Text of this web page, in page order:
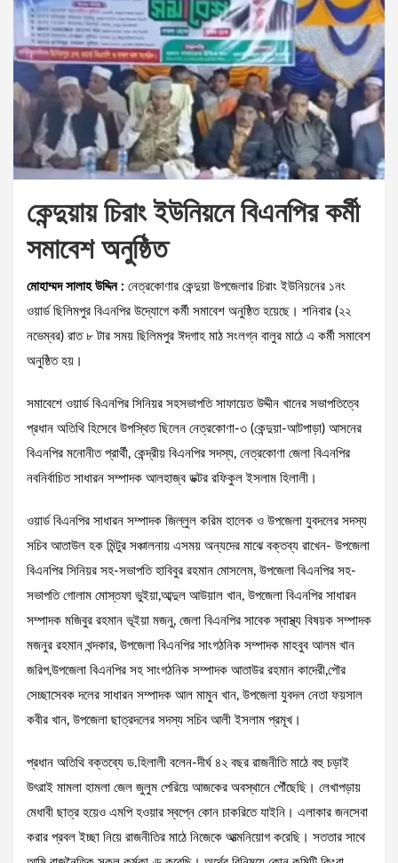
কেন্দুয়ায় চিরাং ইউনিয়নে বিএনপির কর্মী
সমাবেশ অনুষ্ঠিত
মোহাম্মদ সালাহ উদ্দিন : নেত্রকোণার কেন্দুয়া উপজেলার চিরাং ইউনিয়নের ১নং
ওয়ার্ড ছিলিমপুর বিএনপির উদ্যোগে কর্মী সমাবেশ অনুষ্ঠিত হয়েছে। শনিবার (২২
নভেম্বর) রাত ৮ টার সময় ছিলিমপুর ঈদগাহ মাঠ সংলগ্ন বালুর মাঠে এ কর্মী সমাবেশ
অনুষ্ঠিত হয়।
সমাবেশে ওয়ার্ড বিএনপির সিনিয়র সহসভাপতি সাফায়েত উদ্দীন খানের সভাপতিত্বে
প্রধান অতিথি হিসেবে উপস্থিত ছিলেন নেত্রকোণা-৩ (কেন্দুয়া-আটপাড়া) আসনের
বিএনপির মনোনীত প্রার্থী, কেন্দ্রীয় বিএনপির সদস্য, নেত্রকোণা জেলা বিএনপির
নবনির্বাচিত সাধারন সম্পাদক আলহাজ্ব ডক্টর রফিকুল ইসলাম হিলালী।
ওয়ার্ড বিএনপির সাধারন সম্পাদক জিল্লুল করিম হালেক ও উপজেলা যুবদলের সদস্য
সচিব আতাউল হক মিন্টুর সঞ্চালনায় এসময় অন্যদের মাঝে বক্তব্য রাখেন- উপজেলা
বিএনপির সিনিয়র সহ-সভাপতি হাবিবুর রহমান মোসলেম, উপজেলা বিএনপির সহ-
সভাপতি গোলাম মোস্তফা ভুইয়া,আব্দুল আউয়াল খান, উপজেলা বিএনপির সাধারন
সম্পাদক মজিবুর রহমান ভূইয়া মজনু, জেলা বিএনপির সাবেক স্বাস্থ্য বিষয়ক সম্পাদক
মজনুর রহমান খন্দকার, উপজেলা বিএনপির সাংগঠনিক সম্পাদক মাহবুব আলম খান
জরিপ,উপজেলা বিএনপির সহ সাংগঠনিক সম্পাদক আতাউর রহমান কাদেরী,পৌর
সেচ্ছাসেবক দলের সাধারন সম্পাদক আল মামুন খান, উপজেলা যুবদল নেতা ফয়সাল
কবীর খান, উপজেলা ছাত্রদলের সদস্য সচিব আলী ইসলাম প্রমূখ।
প্রধান অতিথি বক্তব্যে ড.হিলালী বলেন-দীর্ঘ ৪২ বছর রাজনীতি মাঠে বহু চড়াই
উৎরাই মামলা হামলা জেল জুলুম পেরিয়ে আজকের অবস্থানে পৌঁছেছি। লেখাপড়ায়
মেধাবী ছাত্র হয়েও এমপি হওয়ার স্বপ্নে কোন চাকরিতে যাইনি। এলাকার জনসেবা
করার প্রবল ইচ্ছা নিয়ে রাজনীতির মাঠে নিজেকে আত্মনিয়োগ করেছি। সততার সাথে